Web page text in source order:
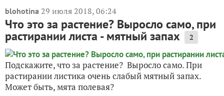
blohotina 29 июля 2018, 06:24
Что это за растение? Выросло само, при
растирании листа - мятный запах 2
Подскажите, что за растение? Выросло само. При
растирании листика очень слабый мятный запах.
Может быть, мята полевая?